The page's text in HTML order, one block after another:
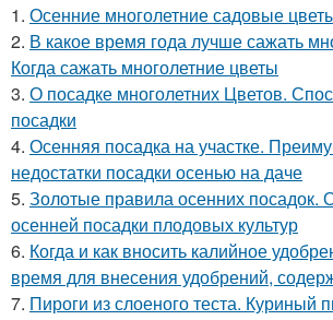
1. Осенние многолетние садовые
2. В какое время года лучше сажать
Когда сажать многолетние цветы
3. О посадке многолетних Цветов.
посадки
4. Осенняя посадка на участке.
недостатки посадки осенью на даче
5. Золотые правила осенних посадок.
осенней посадки плодовых культур
6. Когда и как вносить калийное
время для внесения удобрений,
7. Пироги из слоеного теста. Куриный